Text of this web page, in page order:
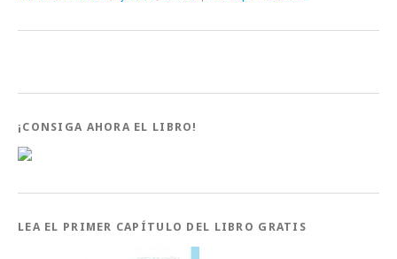
¡CONSIGA AHORA EL LIBRO!
LEA EL PRIMER CAPÍTULO DEL LIBRO GRATIS